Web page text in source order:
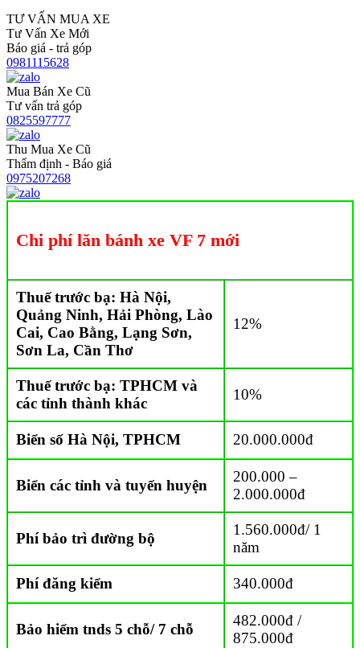
TƯ VẤN MUA XE
Tư Vấn Xe Mới
Báo giá - trả góp
0981115628
Mua Bán Xe Cũ
Tư vấn trả góp
0825597777
Thu Mua Xe Cũ
Thẩm định - Báo giá
0975207268
Chi phí lăn bánh xe VF 7 mới
Thuế trước bạ: Hà Nội,
Quảng Ninh, Hải Phòng, Lào
Cai, Cao Bằng, Lạng Sơn,
Sơn La, Cần Thơ
12%
Thuế trước bạ: TPHCM và
các tỉnh thành khác
10%
Biển số Hà Nội, TPHCM 20.000.000đ
Biển các tỉnh và tuyến huyện
200.000 –
2.000.000đ
Phí bảo trì đường bộ
1.560.000đ/ 1
năm
Phí đăng kiểm 340.000đ
Bảo hiểm tnds 5 chỗ/ 7 chỗ
482.000đ /
875.000đ